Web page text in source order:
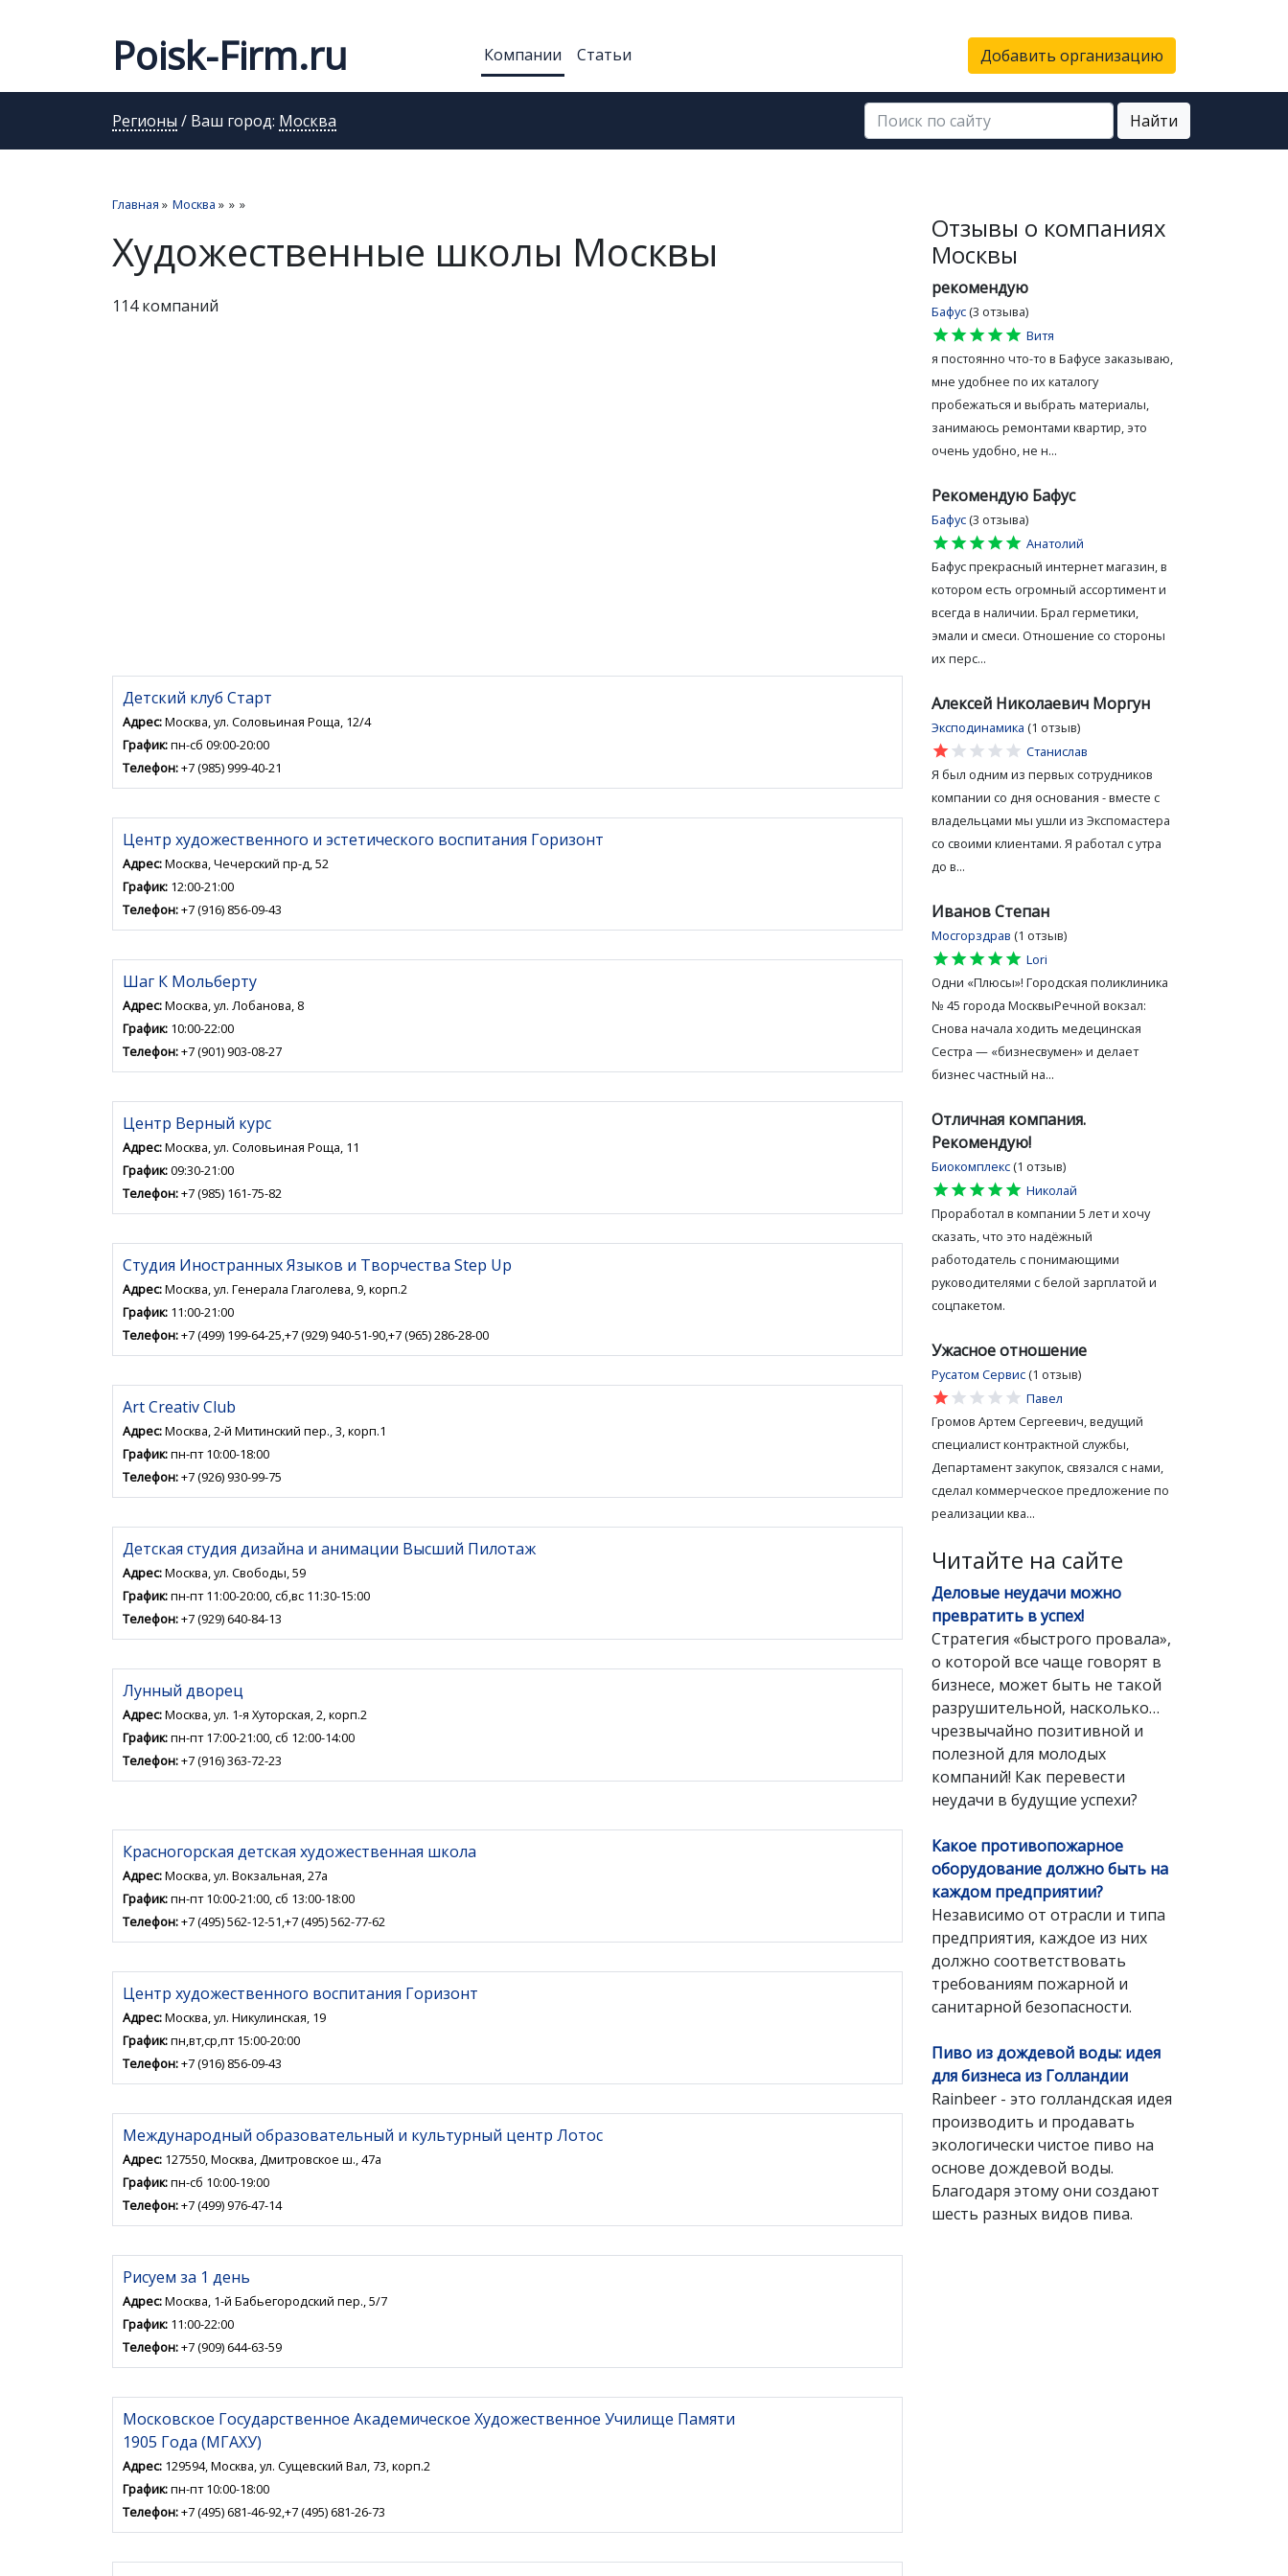
Poisk-Firm.ru Компании Статьи Добавить организацию
Регионы / Ваш город: Москва Найти
Главная » Москва » » »
Художественные школы Москвы
114 компаний
Детский клуб Старт
Адрес:Москва, ул. Соловьиная Роща, 12/4
График:пн-сб 09:00-20:00
Телефон:+7 (985) 999-40-21
Центр художественного и эстетического воспитания Горизонт
Адрес:Москва, Чечерский пр-д, 52
График: 12:00-21:00
Телефон:+7 (916) 856-09-43
Шаг К Мольберту
Адрес:Москва, ул. Лобанова, 8
График: 10:00-22:00
Телефон:+7 (901) 903-08-27
Центр Верный курс
Адрес:Москва, ул. Соловьиная Роща, 11
График:09:30-21:00
Телефон:+7 (985) 161-75-82
Студия Иностранных Языков и Творчества Step Up
Адрес:Москва, ул. Генерала Глаголева, 9, корп.2
График: 11:00-21:00
Телефон:+7 (499) 199-64-25,+7 (929) 940-51-90,+7 (965) 286-28-00
Art Creativ Club
Адрес:Москва, 2-й Митинский пер., 3, корп.1
График:пн-пт 10:00-18:00
Телефон:+7 (926) 930-99-75
Детская студия дизайна и анимации Высший Пилотаж
Адрес:Москва, ул. Свободы, 59
График:пн-пт 11:00-20:00, сб,вс 11:30-15:00
Телефон:+7 (929) 640-84-13
Лунный дворец
Адрес:Москва, ул. 1-я Хуторская, 2, корп.2
График:пн-пт 17:00-21:00, сб 12:00-14:00
Телефон:+7 (916) 363-72-23
Красногорская детская художественная школа
Адрес:Москва, ул. Вокзальная, 27а
График:пн-пт 10:00-21:00, сб 13:00-18:00
Телефон:+7 (495) 562-12-51,+7 (495) 562-77-62
Центр художественного воспитания Горизонт
Адрес:Москва, ул. Никулинская, 19
График:пн,вт,ср,пт 15:00-20:00
Телефон:+7 (916) 856-09-43
Международный образовательный и культурный центр Лотос
Адрес: 127550, Москва, Дмитровское ш., 47а
График:пн-сб 10:00-19:00
Телефон:+7 (499) 976-47-14
Рисуем за 1 день
Адрес:Москва, 1-й Бабьегородский пер., 5/7
График: 11:00-22:00
Телефон:+7 (909) 644-63-59
Московское Государственное Академическое Художественное Училище Памяти
1905 Года (МГАХУ)
Адрес: 129594, Москва, ул. Сущевский Вал, 73, корп.2
График:пн-пт 10:00-18:00
Телефон:+7 (495) 681-46-92,+7 (495) 681-26-73
Отзывы о компаниях
Москвы
рекомендую
Бафус (3 отзыва)
star
star
star
star
star
Витя
я постоянно что-то в Бафусе заказываю,
мне удобнее по их каталогу
пробежаться и выбрать материалы,
занимаюсь ремонтами квартир, это
очень удобно, не н...
Рекомендую Бафус
Бафус (3 отзыва)
star
star
star
star
star
Анатолий
Бафус прекрасный интернет магазин, в
котором есть огромный ассортимент и
всегда в наличии. Брал герметики,
эмали и смеси. Отношение со стороны
их перс...
Алексей Николаевич Моргун
Эксподинамика (1 отзыв)
star
star
star
star
star
Станислав
Я был одним из первых сотрудников
компании со дня основания - вместе с
владельцами мы ушли из Экспомастера
со своими клиентами. Я работал с утра
до в...
Иванов Степан
Мосгорздрав (1 отзыв)
star
star
star
star
star
Lori
Одни «Плюсы»! Городская поликлиника
№ 45 города МосквыРечной вокзал:
Снова начала ходить медецинская
Сестра — «бизнесвумен» и делает
бизнес частный на...
Отличная компания.
Рекомендую!
Биокомплекс (1 отзыв)
star
star
star
star
star
Николай
Проработал в компании 5 лет и хочу
сказать, что это надёжный
работодатель с понимающими
руководителями с белой зарплатой и
соцпакетом.
Ужасное отношение
Русатом Сервис (1 отзыв)
star
star
star
star
star
Павел
Громов Артем Сергеевич, ведущий
специалист контрактной службы,
Департамент закупок, связался с нами,
сделал коммерческое предложение по
реализации ква...
Читайте на сайте
Деловые неудачи можно
превратить в успех!
Стратегия «быстрого провала»,
о которой все чаще говорят в
бизнесе, может быть не такой
разрушительной, насколько…
чрезвычайно позитивной и
полезной для молодых
компаний! Как перевести
неудачи в будущие успехи?
Какое противопожарное
оборудование должно быть на
каждом предприятии?
Независимо от отрасли и типа
предприятия, каждое из них
должно соответствовать
требованиям пожарной и
санитарной безопасности.
Пиво из дождевой воды: идея
для бизнеса из Голландии
Rainbeer - это голландская идея
производить и продавать
экологически чистое пиво на
основе дождевой воды.
Благодаря этому они создают
шесть разных видов пива.